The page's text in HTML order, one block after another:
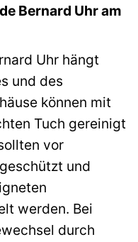
Bernard Uhr am
Uhr hängt
und des
können mit
Tuch gereinigt
vor
und
werden. Bei
durch